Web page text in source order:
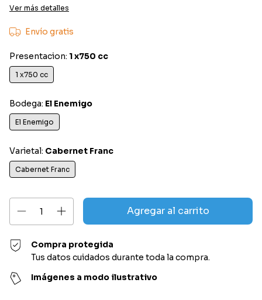
Ver más detalles
Envío gratis
Presentacion: 1 x750 cc
1 x750 cc
Bodega: El Enemigo
El Enemigo
Varietal: Cabernet Franc
Cabernet Franc
Compra protegida
Tus datos cuidados durante toda la compra.
Imágenes a modo ilustrativo